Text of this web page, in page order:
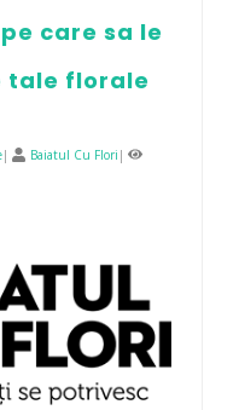
care sa le
tale florale
| Baiatul Cu Flori |